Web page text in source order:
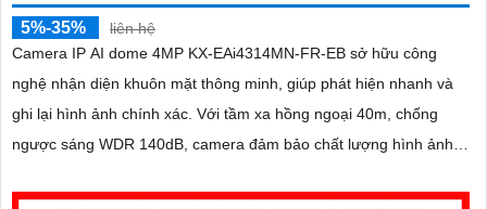
5%-35%
liên hệ
Camera IP AI dome 4MP KX-EAi4314MN-FR-EB sở hữu công
nghệ nhận diện khuôn mặt thông minh, giúp phát hiện nhanh và
ghi lại hình ảnh chính xác. Với tầm xa hồng ngoại 40m, chống
ngược sáng WDR 140dB, camera đảm bảo chất lượng hình ảnh